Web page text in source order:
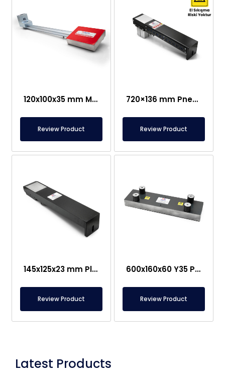
120x100x35 mm Magnetische Plaatseparator
Review Product
720×136 mm Pneumatische platenafscheidingsmagneet – Speciaal systeem met ontgrendeling – Geschikt voor arbeidsveiligheid
Review Product
145x125x23 mm Plaatmetaal Scheidingsmagneet – Speciaal Chassis
Review Product
600x160x60 Y35 Plaatstaalscheiderplaat Met Magneet – Wig
Review Product
Latest Products